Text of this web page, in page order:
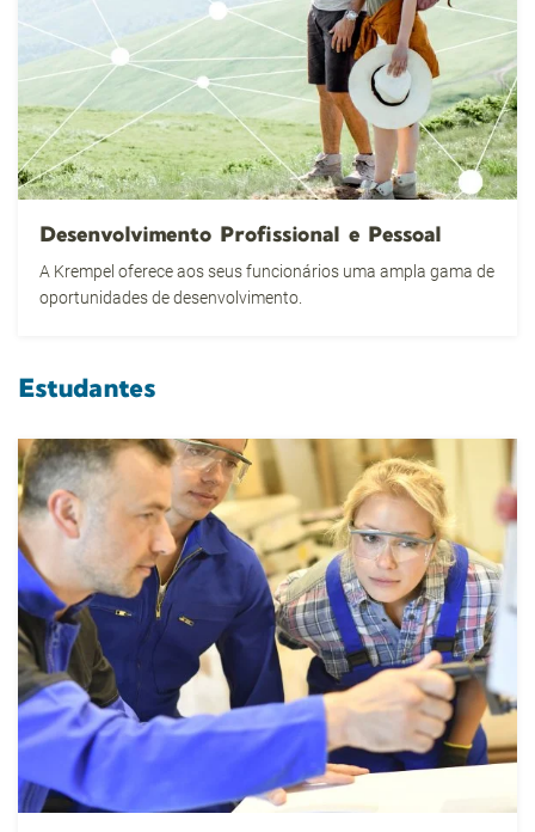
Desenvolvimento Profissional e Pessoal
A Krempel oferece aos seus funcionários uma ampla gama de
oportunidades de desenvolvimento.
Estudantes